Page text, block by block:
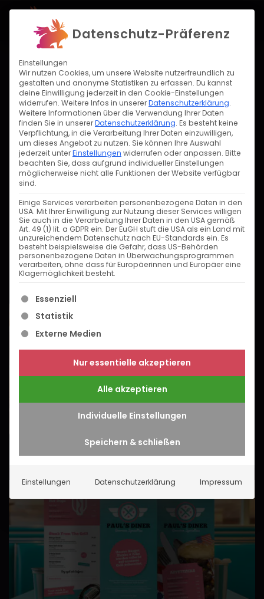
← →
PAULS DINER
SCHWEINFURT
Pauls Diner in Schweinfurt ist ein authentisches
50s Diner, das köstliche Burger, knusprige
Pommes und vieles mehr bietet. Die
nostalgische Atmosphäre und das leckere
Essen versprechen ein einzigartiges
kulinarisches Erlebnis.
Datenschutz-Präferenz
Einstellungen
Wir nutzen Cookies, um unsere Website nutzerfreundlich zu
gestalten und anonyme Statistiken zu erfassen. Du kannst
deine Einwilligung jederzeit in den Cookie-Einstellungen
widerrufen. Weitere Infos in unsererDatenschutzerklärung.
Weitere Informationen über die Verwendung Ihrer Daten
finden Sie in unsererDatenschutzerklärung. Es besteht keine
Verpflichtung, in die Verarbeitung Ihrer Daten einzuwilligen,
um dieses Angebot zu nutzen. Sie können Ihre Auswahl
jederzeit unterEinstellungen widerrufen oder anpassen. Bitte
beachten Sie, dass aufgrund individueller Einstellungen
möglicherweise nicht alle Funktionen der Website verfügbar
sind.
Einige Services verarbeiten personenbezogene Daten in den
USA. Mit Ihrer Einwilligung zur Nutzung dieser Services willigen
Sie auch in die Verarbeitung Ihrer Daten in den USA gemäß
Art. 49 (1) lit. a GDPR ein. Der EuGH stuft die USA als ein Land mit
unzureichendem Datenschutz nach EU-Standards ein. Es
besteht beispielsweise die Gefahr, dass US-Behörden
personenbezogene Daten in Überwachungsprogrammen
verarbeiten, ohne dass für Europäerinnen und Europäer eine
Klagemöglichkeit besteht.
Es folgt eine Liste der Service-Gruppen, für die
Essenziell
Statistik
Externe Medien
Nur essentielle akzeptieren
Alle akzeptieren
Individuelle Einstellungen
Speichern & schließen
Einstellungen Datenschutzerklärung Impressum